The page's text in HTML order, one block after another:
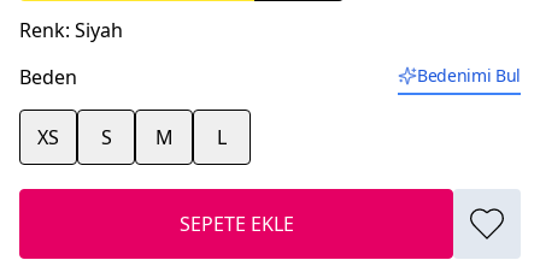
Renk: Siyah
Beden
Bedenimi Bul
XS S M L
SEPETE EKLE